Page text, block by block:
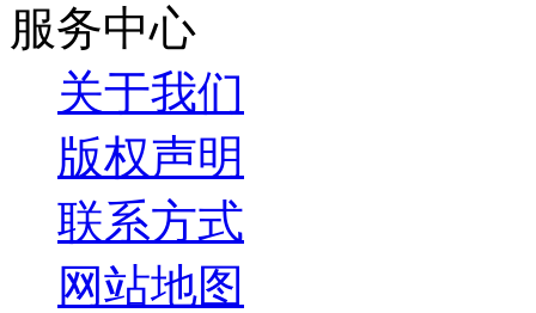
服务中心
关于我们
版权声明
联系方式
网站地图